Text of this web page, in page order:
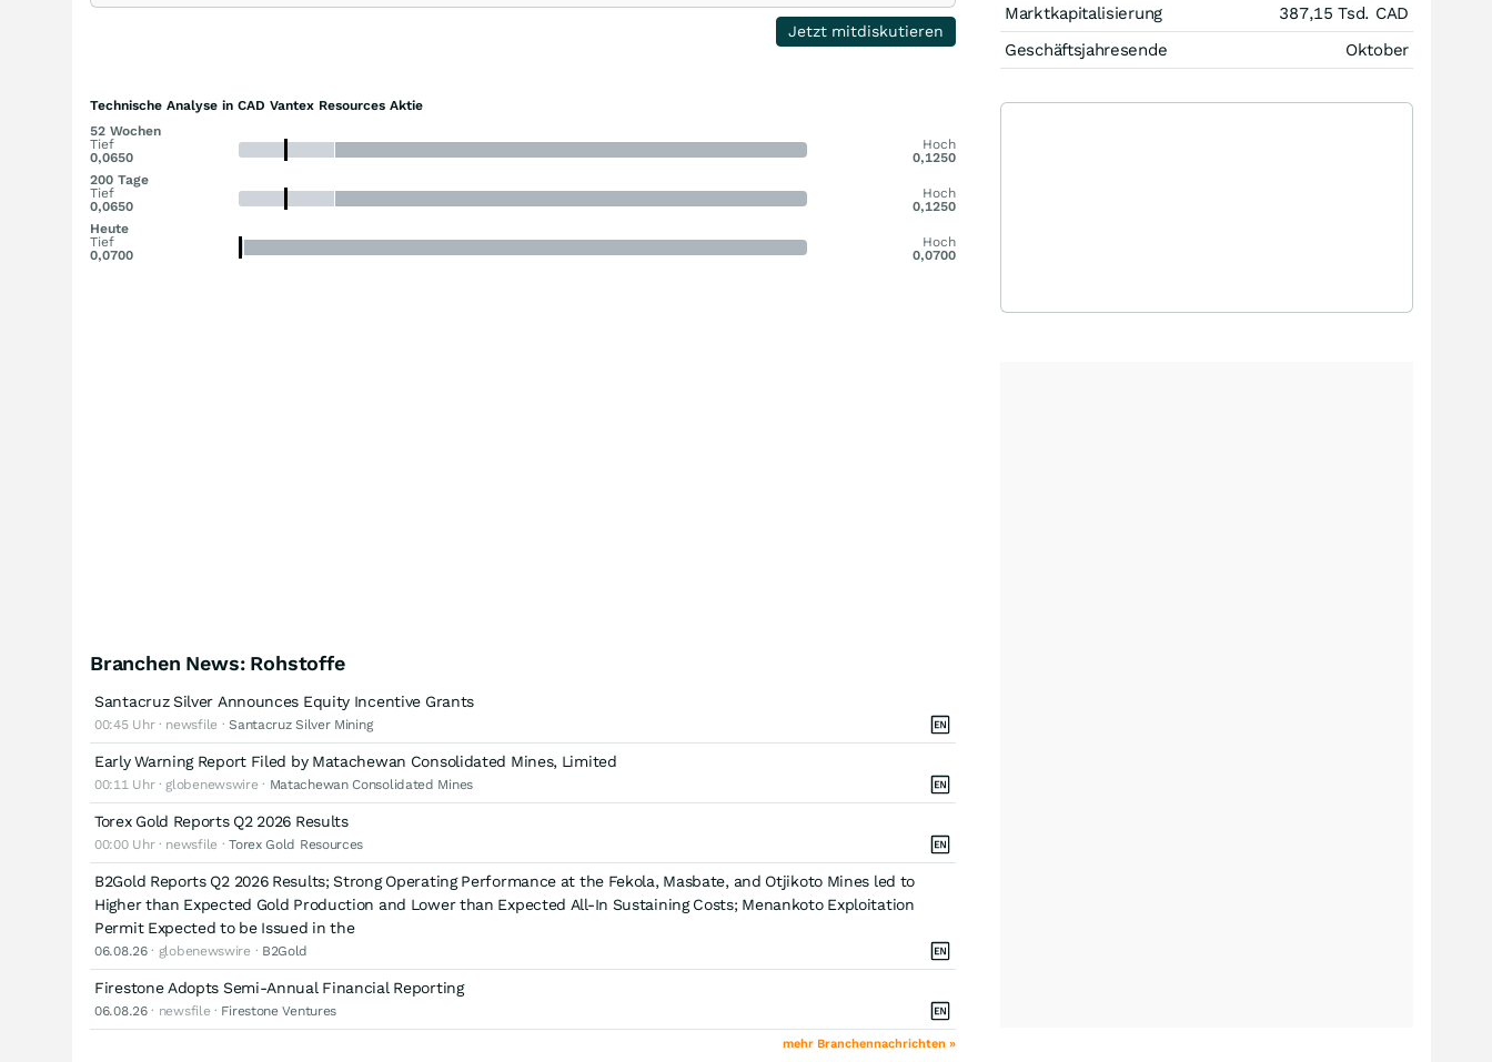
Jetzt mitdiskutieren
Technische Analyse in CAD Vantex Resources Aktie
52 Wochen
Tief
0,0650
Hoch
0,1250
200 Tage
Tief
0,0650
Hoch
0,1250
Heute
Tief
0,0700
Hoch
0,0700
Branchen News: Rohstoffe
Santacruz Silver Announces Equity Incentive Grants
00:45 Uhr · newsfile ·Santacruz Silver Mining
Early Warning Report Filed by Matachewan Consolidated Mines, Limited
00:11 Uhr · globenewswire · Matachewan Consolidated Mines
Torex Gold Reports Q2 2026 Results
00:00 Uhr · newsfile ·Torex Gold Resources
B2Gold Reports Q2 2026 Results; Strong Operating Performance at the Fekola, Masbate, and Otjikoto Mines led to
Higher than Expected Gold Production and Lower than Expected All-In Sustaining Costs; Menankoto Exploitation
Permit Expected to be Issued in the
06.08.26· globenewswire · B2Gold
Firestone Adopts Semi-Annual Financial Reporting
06.08.26· newsfile · Firestone Ventures
mehr Branchennachrichten »
Marktkapitalisierung
387,15 Tsd. CAD
Geschäftsjahresende
Oktober